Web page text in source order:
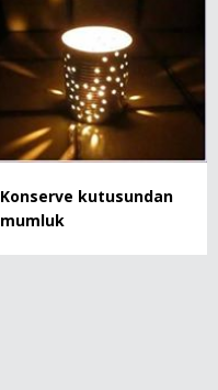
Konserve kutusundan
mumluk